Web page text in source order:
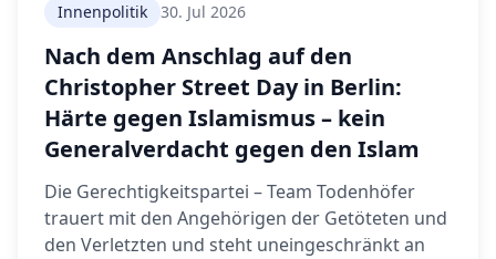
Innenpolitik 30. Jul 2026
Nach dem Anschlag auf den
Christopher Street Day in Berlin:
Härte gegen Islamismus – kein
Generalverdacht gegen den Islam
Die Gerechtigkeitspartei – Team Todenhöfer
trauert mit den Angehörigen der Getöteten und
den Verletzten und steht uneingeschränkt an